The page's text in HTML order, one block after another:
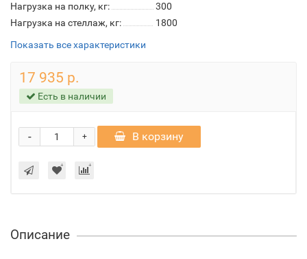
Нагрузка на полку, кг:
300
Нагрузка на стеллаж, кг:
1800
Показать все характеристики
17 935 р.
Есть в наличии
+
- В корзину
Описание